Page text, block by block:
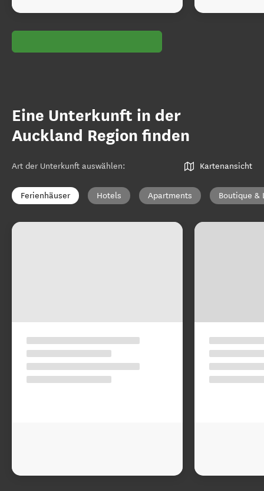
Eine Unterkunft in der
Auckland Region finden
Art der Unterkunft auswählen: Kartenansicht
Ferienhäuser Hotels Apartments Boutique &